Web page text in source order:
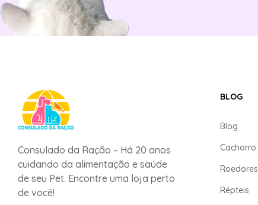
Consulado da Ração – Há 20 anos
cuidando da alimentação e saúde
de seu Pet. Encontre uma loja perto
de você!
BLOG
Blog
Cachorro
Roedores
Répteis